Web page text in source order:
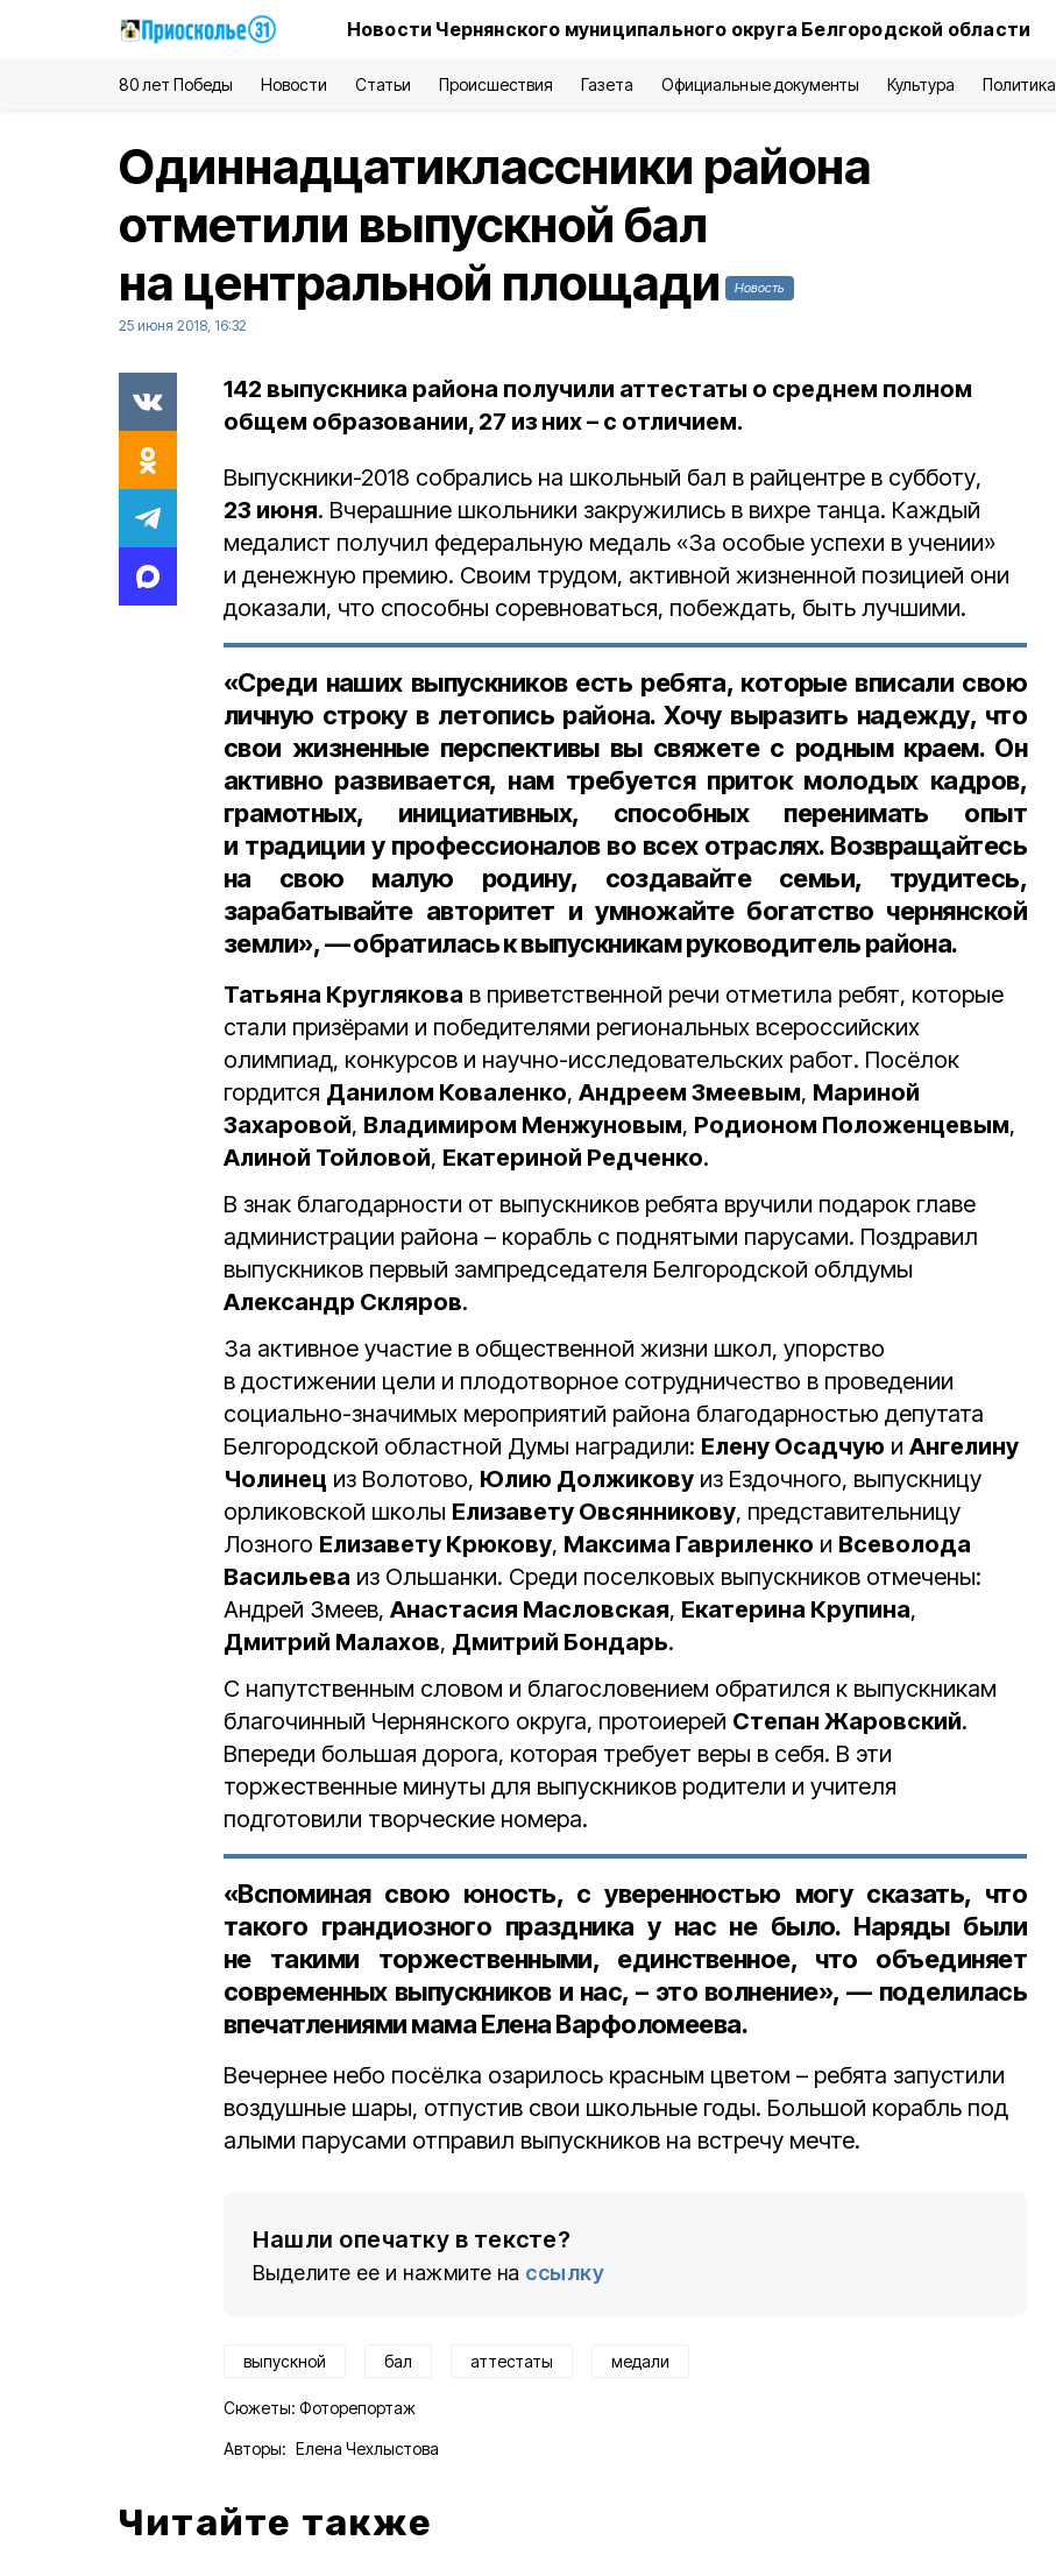
Новости Чернянского муниципального округа Белгородской области
80 лет Победы Новости Статьи Происшествия Газета Официальные документы Культура Политика
Одиннадцатиклассники района
отметили выпускной бал
на центральной площади
Новость
25 июня 2018, 16:32
142 выпускника района получили аттестаты о среднем полном
общем образовании, 27 из них – с отличием.
Выпускники-2018 собрались на школьный бал в райцентре в субботу,
23 июня. Вчерашние школьники закружились в вихре танца. Каждый
медалист получил федеральную медаль «За особые успехи в учении»
и денежную премию. Своим трудом, активной жизненной позицией они
доказали, что способны соревноваться, побеждать, быть лучшими.
«Среди наших выпускников есть ребята, которые вписали свою
личную строку в летопись района. Хочу выразить надежду, что
свои жизненные перспективы вы свяжете с родным краем. Он
активно развивается, нам требуется приток молодых кадров,
грамотных, инициативных, способных перенимать опыт
и традиции у профессионалов во всех отраслях. Возвращайтесь
на свою малую родину, создавайте семьи, трудитесь,
зарабатывайте авторитет и умножайте богатство чернянской
земли», — обратилась к выпускникам руководитель района.
Татьяна Круглякова в приветственной речи отметила ребят, которые
стали призёрами и победителями региональных всероссийских
олимпиад, конкурсов и научно-исследовательских работ. Посёлок
гордится Данилом Коваленко, Андреем Змеевым, Мариной
Захаровой, Владимиром Менжуновым, Родионом Положенцевым,
Алиной Тойловой, Екатериной Редченко.
В знак благодарности от выпускников ребята вручили подарок главе
администрации района – корабль с поднятыми парусами. Поздравил
выпускников первый зампредседателя Белгородской облдумы
Александр Скляров.
За активное участие в общественной жизни школ, упорство
в достижении цели и плодотворное сотрудничество в проведении
социально-значимых мероприятий района благодарностью депутата
Белгородской областной Думы наградили: Елену Осадчую и Ангелину
Чолинец из Волотово, Юлию Должикову из Ездочного, выпускницу
орликовской школы Елизавету Овсянникову, представительницу
Лозного Елизавету Крюкову, Максима Гавриленко и Всеволода
Васильева из Ольшанки. Среди поселковых выпускников отмечены:
Андрей Змеев, Анастасия Масловская, Екатерина Крупина,
Дмитрий Малахов, Дмитрий Бондарь.
С напутственным словом и благословением обратился к выпускникам
благочинный Чернянского округа, протоиерей Степан Жаровский.
Впереди большая дорога, которая требует веры в себя. В эти
торжественные минуты для выпускников родители и учителя
подготовили творческие номера.
«Вспоминая свою юность, с уверенностью могу сказать, что
такого грандиозного праздника у нас не было. Наряды были
не такими торжественными, единственное, что объединяет
современных выпускников и нас, – это волнение», — поделилась
впечатлениямимамаЕлена Варфоломеева.
Вечернее небо посёлка озарилось красным цветом – ребята запустили
воздушные шары, отпустив свои школьные годы. Большой корабль под
алыми парусами отправил выпускников на встречу мечте.
Нашли опечатку в тексте?
Выделите ее и нажмите на ссылку
выпускной бал аттестаты медали
Сюжеты: Фоторепортаж
Авторы: Елена Чехлыстова
Читайте также